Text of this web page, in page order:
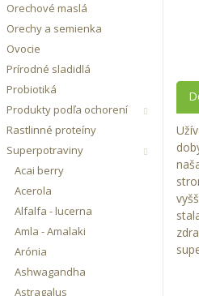
Orechové maslá
Orechy a semienka
Ovocie
Prírodné sladidlá
Probiotiká
Produkty podľa ochorení
Rastlinné proteíny
Superpotraviny
Acai berry
Acerola
Alfalfa - lucerna
Amla - Amalaki
Arónia
Ashwagandha
Astragalus